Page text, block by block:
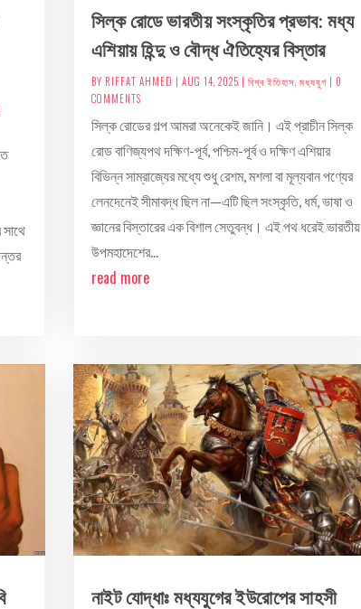
সিল্ক রোডে ভারতীয় সংস্কৃতির প্রভাব: মধ্য
এশিয়ায় হিন্দু ও বৌদ্ধ ঐতিহ্যের বিস্তার
BY RIFFAT AHMED | AUG 14, 2025 | বিশ্ব ইতিহাস, মধ্যযুগ| 0
COMMENTS
সিল্ক রোডের গল্প আমরা অনেকেই জানি। এই প্রাচীন সিল্ক
রোড বাণিজ্যপথ দক্ষিণ-পূর্ব, পশ্চিম-পূর্ব ও দক্ষিণ এশিয়ার
বিভিন্ন সাম্রাজ্যের মধ্যে শুধু রেশম, মশলা বা মূল্যবান পণ্যের
লেনদেনেই সীমাবদ্ধ ছিল না—এটি ছিল সংস্কৃতি, ধর্ম, ভাষা ও
জ্ঞানের বিস্তারের এক বিশাল সেতুবন্ধ। এই পথ ধরেই ভারতীয়
উপমহাদেশের...
read more
নাইট যোদ্ধাঃ মধ্যযুগের ইউরোপের সাহসী